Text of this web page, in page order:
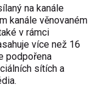
na kanále
kanále věnovaném
v rámci
více než 16
podpořena
sítích a